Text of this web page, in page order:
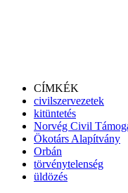
CÍMKÉK
civilszervezetek
kitüntetés
Norvég Civil
Ökotárs Alapítvány
Orbán
törvénytelenség
üldözés